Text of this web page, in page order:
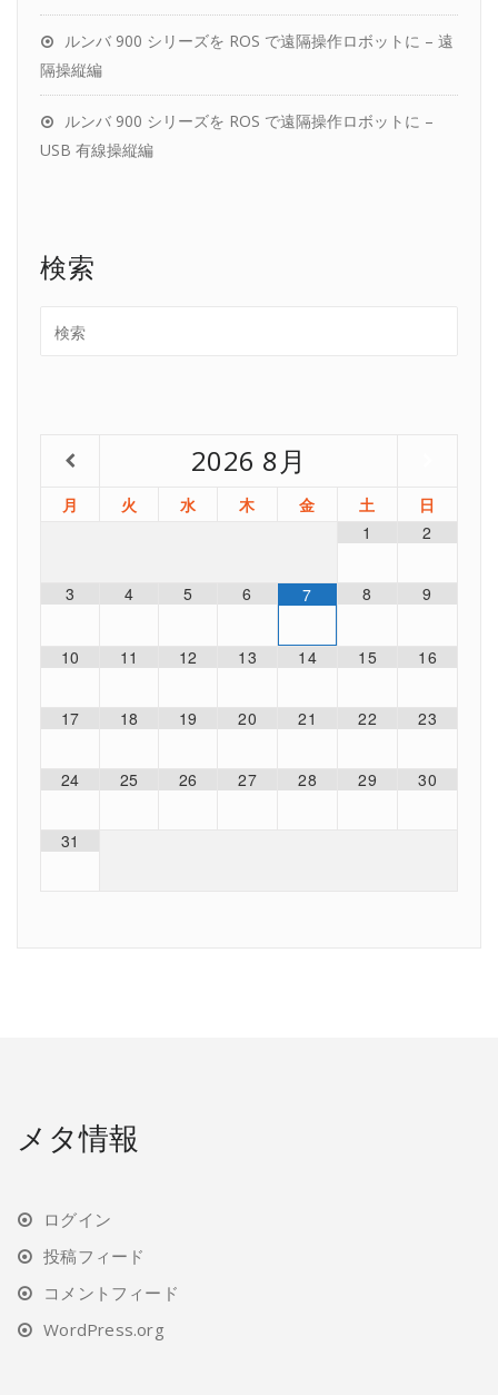
ルンバ 900 シリーズを ROS で遠隔操作ロボットに – 遠
隔操縦編
ルンバ 900 シリーズを ROS で遠隔操作ロボットに –
USB 有線操縦編
検索
2026 8月
月 火 水 木 金 土
日
1
2
3 4 5 6 7 8 9
10 11 12 13 14 15 16
17 18 19 20 21 22 23
24 25 26 27 28 29 30
31
メタ情報
ログイン
投稿フィード
コメントフィード
WordPress.org